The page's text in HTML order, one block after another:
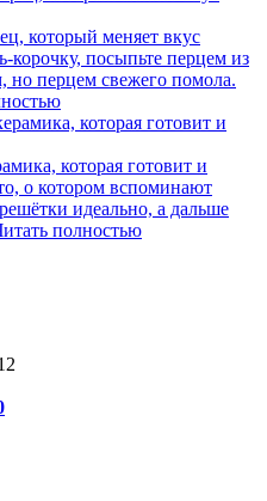
который меняет вкус
корочку, посыпьте перцем из
но перцем свежего помола.
которая готовит и
о котором вспоминают
идеально, а дальше
полностью